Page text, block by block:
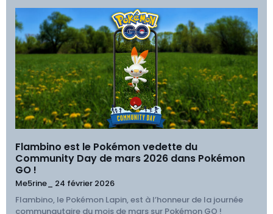
Flambino est le Pokémon vedette du
Community Day de mars 2026 dans Pokémon
GO !
Me5rine_ 24 février 2026
Flambino, le Pokémon Lapin, est à l’honneur de la journée
communautaire du mois de mars sur Pokémon GO !